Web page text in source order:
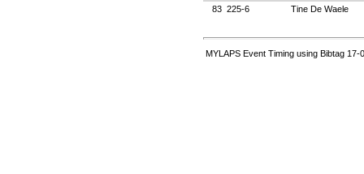
83 225-6 Tine De Waele
MYLAPS Event Timing using Bibtag 17-